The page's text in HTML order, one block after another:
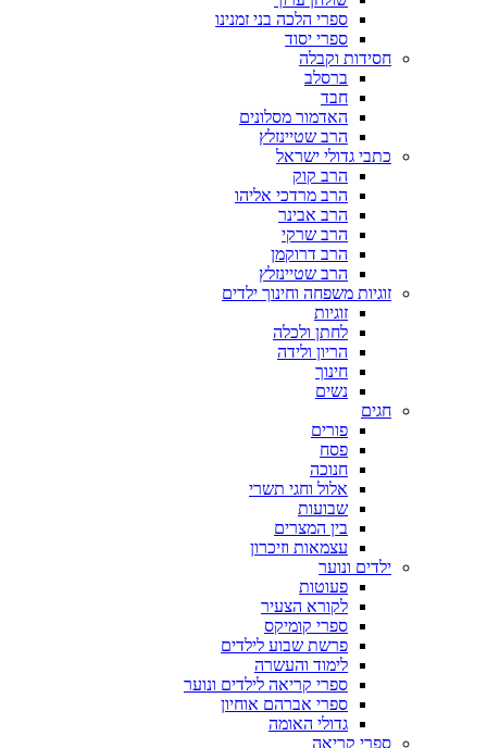
ספרי הלכה בני זמנינו
ספרי יסוד
חסידות וקבלה
ברסלב
חבד
האדמור מסלונים
הרב שטיינזלץ
כתבי גדולי ישראל
הרב קוק
הרב מרדכי אליהו
הרב אבינר
הרב שרקי
הרב דרוקמן
הרב שטיינזלץ
זוגיות משפחה וחינוך ילדים
זוגיות
לחתן ולכלה
הריון ולידה
חינוך
נשים
חגים
פורים
פסח
חנוכה
אלול וחגי תשרי
שבועות
בין המצרים
עצמאות וזיכרון
ילדים ונוער
פעוטות
לקורא הצעיר
ספרי קומיקס
פרשת שבוע לילדים
לימוד והעשרה
ספרי קריאה לילדים ונוער
ספרי אברהם אוחיון
גדולי האומה
ספרי קריאה